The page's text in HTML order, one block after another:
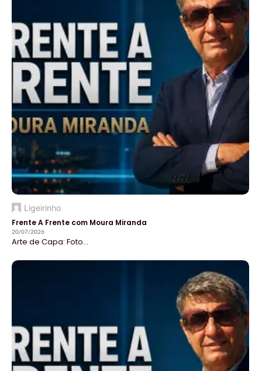
Ligeirinho
Frente A Frente com Moura Miranda
20/07/2026
Arte de Capa: Foto...